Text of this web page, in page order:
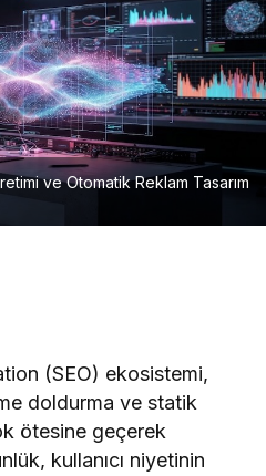
m
Tasar
ım
Strat
ejileri
ve Otomatik Reklam Tasarım
(SEO) ekosistemi,
doldurma ve statik
ötesine geçerek
kullanıcı niyetinin